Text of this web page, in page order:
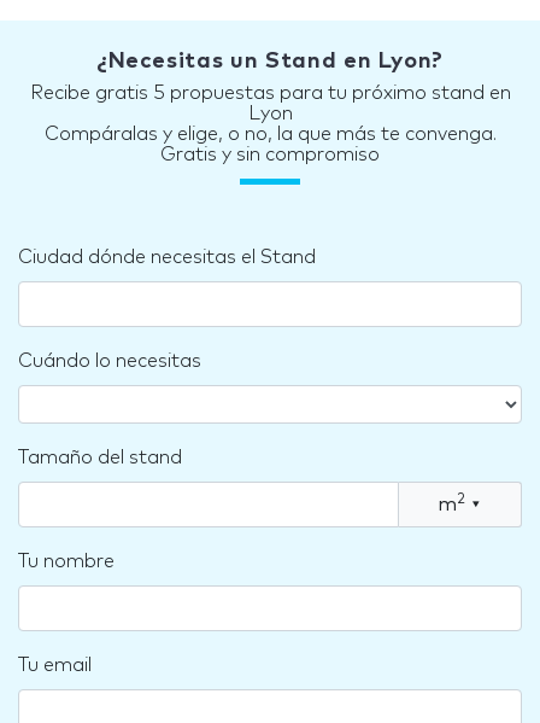
¿Necesitas un Stand en Lyon?
Recibe gratis 5 propuestas para tu próximo stand en
Lyon
Compáralas y elige, o no, la que más te convenga.
Gratis y sin compromiso
Ciudad dónde necesitas el Stand
Cuándo lo necesitas
Tamaño del stand
m2 ▾
Tu nombre
Tu email